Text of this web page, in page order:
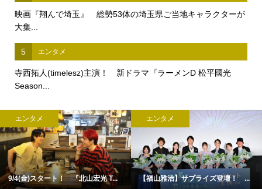
映画『翔んで埼玉』 総勢53体の埼玉県ご当地キャラクターが
大集...
5 エンタメ
寺西拓人(timelesz)主演！ 新ドラマ『ラーメンD 松平國光
Season...
エンタメ
9/4(金)スタート！ 『北山宏光 T...
エンタメ
【福山雅治】サプライズ登壇！ ...